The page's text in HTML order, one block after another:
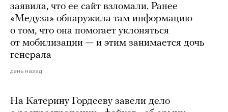
заявила, что ее сайт взломали. Ранее
«Медуза» обнаружила там информацию
о том, что она помогает уклоняться
от мобилизации — и этим занимается дочь
генерала
день назад
На Катерину Гордееву завели дело